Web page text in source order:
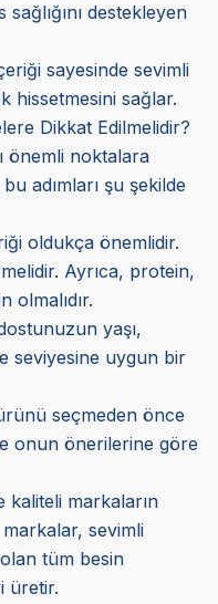
destekleyen
sayesinde sevimli
hissetmesini sağlar.
Dikkat Edilmelidir?
önemli noktalara
adımları şu şekilde
oldukça önemlidir.
Ayrıca, protein,
olmalıdır.
yaşı,
seviyesine uygun bir
seçmeden önce
onun önerilerine göre
kaliteli markaların
sevimli
tüm besin
üretir.